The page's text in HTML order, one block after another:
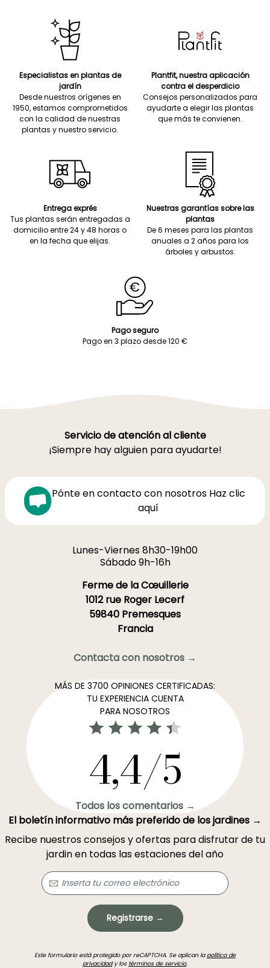
Especialistas en plantas de
jardín
Desde nuestros orígenes en
1950, estamos comprometidos
con la calidad de nuestras
plantas y nuestro servicio.
Plantfit, nuestra aplicación
contra el desperdicio
Consejos personalizados para
ayudarte a elegir las plantas
que más te convienen.
Entrega exprés
Tus plantas serán entregadas a
domicilio entre 24 y 48 horas o
en la fecha que elijas.
Nuestras garantías sobre las
plantas
De 6 meses para las plantas
anuales a 2 años para los
árboles y arbustos.
Pago seguro
Pago en 3 plazo desde 120 €
Servicio de atención al cliente
¡Siempre hay alguien para ayudarte!
Pónte en contacto con nosotros Haz clic
aquí
Lunes-Viernes 8h30-19h00
Sábado 9h-16h
Ferme de la Cœuillerie
1012 rue Roger Lecerf
59840 Premesques
Francia
Contacta con nosotros →
MÁS DE 3700 OPINIONES CERTIFICADAS:
TU EXPERIENCIA CUENTA
PARA NOSOTROS
4,4/5
Todos los comentarios →
El boletín informativo más preferido de los jardines →
Recibe nuestros consejos y ofertas para disfrutar de tu
jardin en todas las estaciones del año
Registrarse →
Este formulario está protegido por reCAPTCHA. Se aplican lapolítica de
privacidady los términos de servicio.